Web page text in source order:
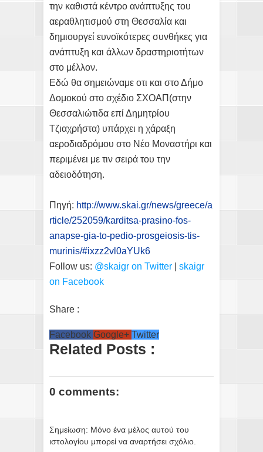
την καθιστά κέντρο ανάπτυξης του
αεραθλητισμού στη Θεσσαλία και
δημιουργεί ευνοϊκότερες συνθήκες για
ανάπτυξη και άλλων δραστηριοτήτων
στο μέλλον.
Εδώ θα σημειώναμε οτι και στο Δήμο
Δομοκού στο σχέδιο ΣΧΟΑΠ(στην
Θεσσαλιώτιδα επί Δημητρίου
Τζιαχρήστα) υπάρχει η χάραξη
αεροδιαδρόμου στο Νέο Μοναστήρι και
περιμένει με τιν σειρά του την
αδειοδότηση.
Πηγή: http://www.skai.gr/news/greece/a
rticle/252059/karditsa-prasino-fos-
anapse-gia-to-pedio-prosgeiosis-tis-
murinis/#ixzz2vl0aYUk6
Follow us: @skaigr on Twitter
skaigr
on Facebook
Share :
Facebook Google+ Twitter
Related Posts :
0 comments:
Σημείωση: Μόνο ένα μέλος αυτού του
ιστολογίου μπορεί να αναρτήσει σχόλιο.